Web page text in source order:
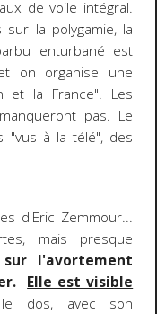
de voile intégral.
la polygamie, la
enturbané est
on organise une
et la France". Les
pas. Le
"vus à la télé", des
d'Eric Zemmour...
mais presque
l'avortement
Elle est visible
dos, avec son